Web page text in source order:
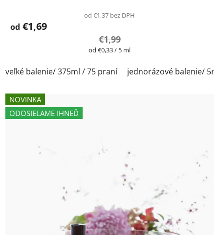
od €1,37 bez DPH
od €1,69
€1,99
Jednotková
od €0,33 / 5 ml
veľké balenie/ 375ml / 75 praní jednorázové balenie/
NOVINKA
ODOSIELAME IHNEĎ